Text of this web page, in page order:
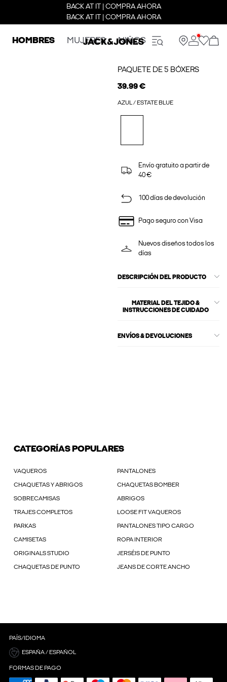
BACK AT IT | COMPRA AHORA
BACK AT IT | COMPRA AHORA
HOMBRES MUJERES NIÑOS
PAQUETE DE 5 BÓXERS
39.99 €
AZUL / ESTATE BLUE
Envío gratuito a partir de
40 €
100 días de devolución
Pago seguro con Visa
Nuevos diseños todos los
días
DESCRIPCIÓN DEL PRODUCTO
MATERIAL DEL TEJIDO &
INSTRUCCIONES DE CUIDADO
ENVÍOS & DEVOLUCIONES
CATEGORÍAS POPULARES
VAQUEROS PANTALONES
CHAQUETAS Y ABRIGOS CHAQUETAS BOMBER
SOBRECAMISAS ABRIGOS
TRAJES COMPLETOS LOOSE FIT VAQUEROS
PARKAS PANTALONES TIPO CARGO
CAMISETAS ROPA INTERIOR
ORIGINALS STUDIO JERSÉIS DE PUNTO
CHAQUETAS DE PUNTO JEANS DE CORTE ANCHO
PAÍS/IDIOMA
ESPAÑA / ESPAÑOL
FORMAS DE PAGO